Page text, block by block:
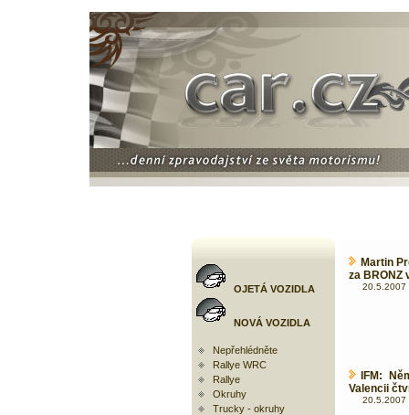
OJETÁ VOZIDLA
NOVÁ VOZIDLA
Nepřehlédněte
Rallye WRC
Rallye
Okruhy
Trucky - okruhy
Martin
za BRONZ
20.5.2007
IFM:
Valencii
20.5.2007